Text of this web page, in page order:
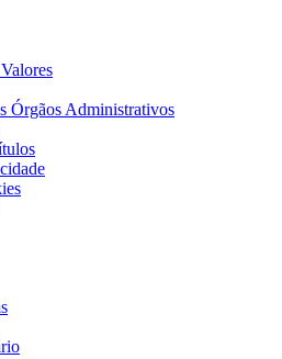
Órgãos Administrativos